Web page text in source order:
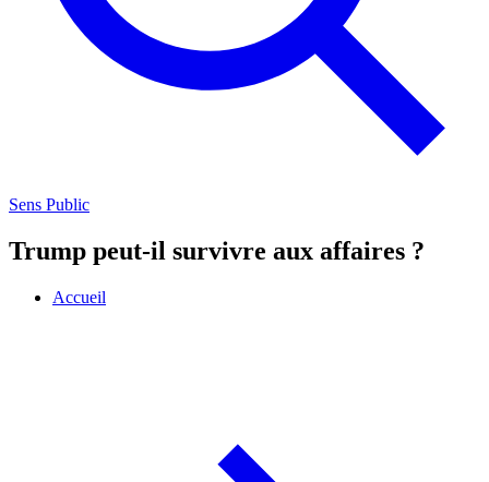
Sens Public
Trump peut-il survivre aux affaires ?
Accueil